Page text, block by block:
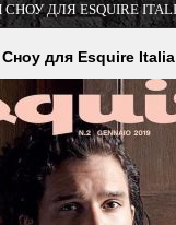
ДЛЯ ESQUIRE
для Esquire